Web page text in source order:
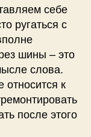
себе
ругаться с
шины – это
слова.
к
после этого